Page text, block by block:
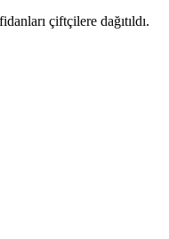
çiftçilere dağıtıldı.